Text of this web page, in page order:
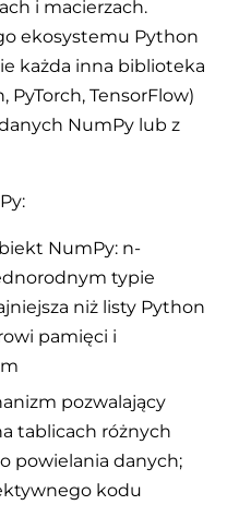
i macierzach.
ekosystemu Python
każda inna biblioteka
PyTorch, TensorFlow)
NumPy lub z
NumPy: n-
typie
niż listy Python
pamięci i
pozwalający
tablicach różnych
powielania danych;
kodu